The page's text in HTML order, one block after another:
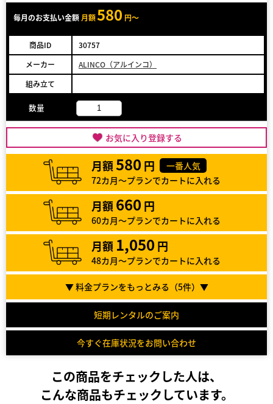
毎月のお支払い金額 月額580 円～
商品ID
30757
メーカー
ALINCO（アルインコ）
組み立て
数量
お気に入り登録する
月額580 円
一番人気
72カ月～プランでカートに入れる
月額 660 円
60カ月～プランでカートに入れる
月額 1,050 円
48カ月～プランでカートに入れる
▼ 料金プランをもっとみる（5件）▼
短期レンタルのご案内
今すぐ在庫状況をお問い合わせ
この商品をチェックした人は、
こんな商品もチェックしています。